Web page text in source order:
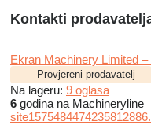
Kontakti
Ekran Machinery Limited –
Provjereni prodavatelj
Na lageru: 9 oglasa
6 godina na Machineryline